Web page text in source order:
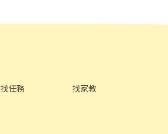
找任務 找家教